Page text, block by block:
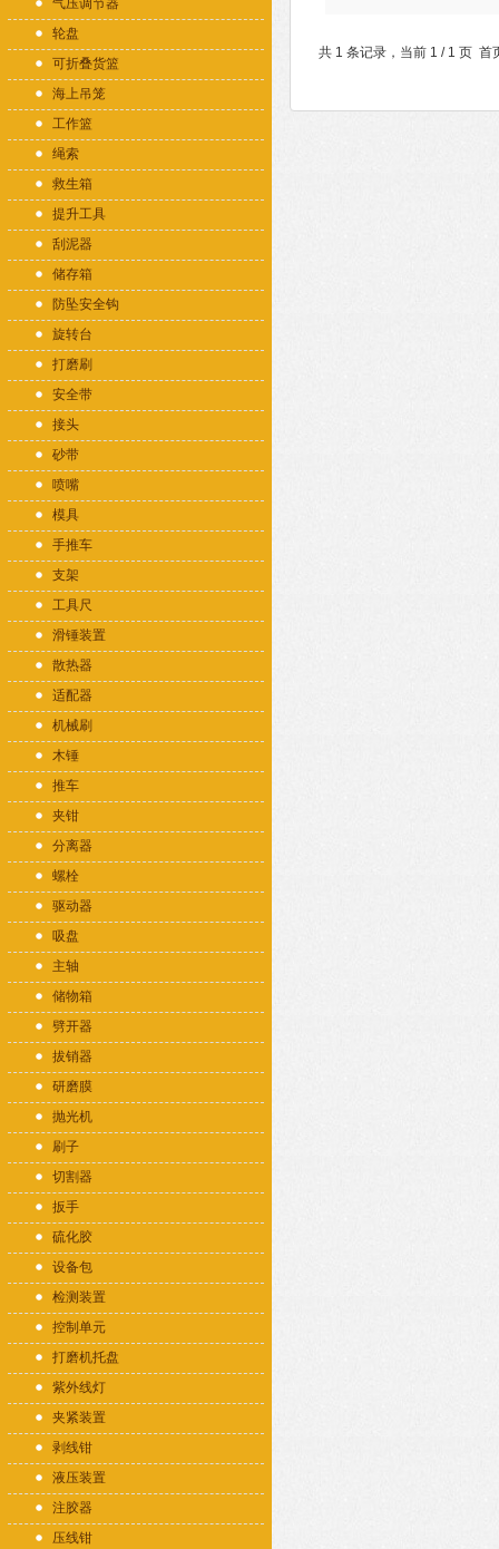
气压调节器
轮盘
可折叠货篮
海上吊笼
工作篮
绳索
救生箱
提升工具
刮泥器
储存箱
防坠安全钩
旋转台
打磨刷
安全带
接头
砂带
喷嘴
模具
手推车
支架
工具尺
滑锤装置
散热器
适配器
机械刷
木锤
推车
夹钳
分离器
螺栓
驱动器
吸盘
主轴
储物箱
劈开器
拔销器
研磨膜
抛光机
刷子
切割器
扳手
硫化胶
设备包
检测装置
控制单元
打磨机托盘
紫外线灯
夹紧装置
剥线钳
液压装置
注胶器
压线钳
共 1 条记录，当前 1 / 1 页